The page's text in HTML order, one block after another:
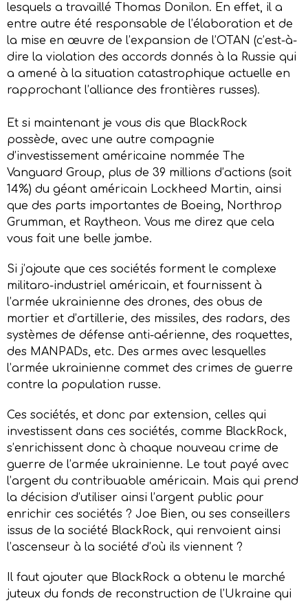
lesquels a travaillé Thomas Donilon. En effet, il a
entre autre été responsable de l’élaboration et de
la mise en œuvre de l’expansion de l’OTAN (c’est-à-
dire la violation des accords donnés à la Russie qui
a amené à la situation catastrophique actuelle en
rapprochant l’alliance des frontières russes).
Et si maintenant je vous dis que BlackRock
possède, avec une autre compagnie
d’investissement américaine nommée The
Vanguard Group, plus de 39 millions d’actions (soit
14%) du géant américain Lockheed Martin, ainsi
que des parts importantes de Boeing, Northrop
Grumman, et Raytheon. Vous me direz que cela
vous fait une belle jambe.
Si j’ajoute que ces sociétés forment le complexe
militaro-industriel américain, et fournissent à
l’armée ukrainienne des drones, des obus de
mortier et d’artillerie, des missiles, des radars, des
systèmes de défense anti-aérienne, des roquettes,
des MANPADs, etc. Des armes avec lesquelles
l’armée ukrainienne commet des crimes de guerre
contre la population russe.
Ces sociétés, et donc par extension, celles qui
investissent dans ces sociétés, comme BlackRock,
s’enrichissent donc à chaque nouveau crime de
guerre de l’armée ukrainienne. Le tout payé avec
l’argent du contribuable américain. Mais qui prend
la décision d’utiliser ainsi l’argent public pour
enrichir ces sociétés ? Joe Bien, ou ses conseillers
issus de la société BlackRock, qui renvoient ainsi
l’ascenseur à la société d’où ils viennent ?
Il faut ajouter que BlackRock a obtenu le marché
juteux du fonds de reconstruction de l’Ukraine qui